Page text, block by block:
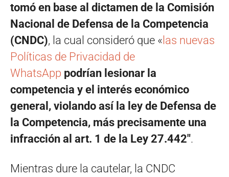
tomó en base al dictamen de la Comisión
Nacional de Defensa de la Competencia
(CNDC), la cual consideró que « las nuevas
Políticas de Privacidad de
WhatsApp podrían lesionar la
competencia y el interés económico
general, violando así la ley de Defensa de
la Competencia, más precisamente una
infracción al art. 1 de la Ley 27.442″.
Mientras dure la cautelar, la CNDC